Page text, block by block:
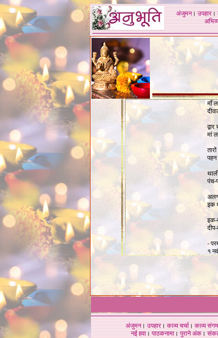
अंजुमन।उपहार।
माँ
मां
पहन
पंच-
इक
इक-
-
१
अंजुमन।उपहार।काव्य चर्चा।काव्य संगम
नई हवा। पाठकनामा। पुराने अंक।